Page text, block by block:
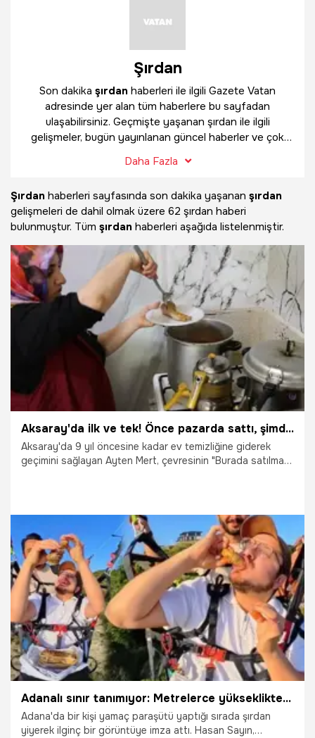
Şırdan
Son dakika şırdan haberleri ile ilgili Gazete Vatan
adresinde yer alan tüm haberlere bu sayfadan
ulaşabilirsiniz. Geçmişte yaşanan şırdan ile ilgili
gelişmeler, bugün yayınlanan güncel haberler ve çok
Daha Fazla
Şırdan haberleri sayfasında son dakika yaşanan şırdan
gelişmeleri de dahil olmak üzere 62 şırdan haberi
bulunmuştur. Tüm şırdan haberleri aşağıda listelenmiştir.
Aksaray'da ilk ve tek! Önce pazarda sattı, şimdi kendi işinin patronu oldu: Dükkanının kapısında kuyruk oluyor
Aksaray'da 9 yıl öncesine kadar ev temizliğine giderek
geçimini sağlayan Ayten Mert, çevresinin "Burada satılmaz"
18.05.2026 Gündem
Adanalı sınır tanımıyor: Metrelerce yükseklikte şırdan ziyafeti!
Adana'da bir kişi yamaç paraşütü yaptığı sırada şırdan
yiyerek ilginç bir görüntüye imza attı. Hasan Sayın,